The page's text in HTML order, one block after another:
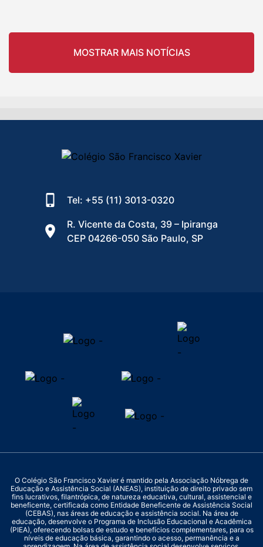
MOSTRAR MAIS NOTÍCIAS
Tel: +55 (11) 3013-0320
R. Vicente da Costa, 39 – Ipiranga
CEP 04266-050 São Paulo, SP
O Colégio São Francisco Xavier é mantido pela Associação Nóbrega de
Educação e Assistência Social (ANEAS), instituição de direito privado sem
fins lucrativos, filantrópica, de natureza educativa, cultural, assistencial e
beneficente, certificada como Entidade Beneficente de Assistência Social
(CEBAS), nas áreas de educação e assistência social. Na área de
educação, desenvolve o Programa de Inclusão Educacional e Acadêmica
(PIEA), oferecendo bolsas de estudo e benefícios complementares, para os
níveis de educação básica, garantindo o acesso, permanência e a